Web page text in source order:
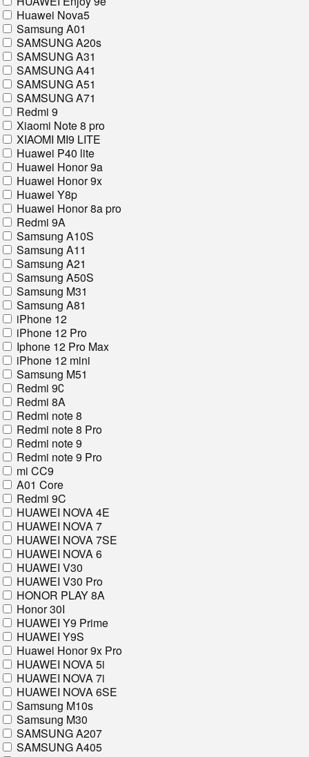
Huawei Nova5
Samsung A01
SAMSUNG A20s
SAMSUNG A31
SAMSUNG A41
SAMSUNG A51
SAMSUNG A71
Redmi 9
Xiaomi Note 8 pro
XIAOMI MI9 LITE
Huawei P40 lite
Huawei Honor 9a
Huawei Honor 9x
Huawei Y8p
Huawei Honor 8a pro
Redmi 9A
Samsung A10S
Samsung A11
Samsung A21
Samsung A50S
Samsung M31
Samsung A81
iPhone 12
iPhone 12 Pro
Iphone 12 Pro Max
iPhone 12 mini
Samsung M51
Redmi 9С
Redmi 8A
Redmi note 8
Redmi note 8 Pro
Redmi note 9
Redmi note 9 Pro
mi CC9
A01 Core
Redmi 9C
HUAWEI NOVA 4E
HUAWEI NOVA 7
HUAWEI NOVA 7SE
HUAWEI NOVA 6
HUAWEI V30
HUAWEI V30 Pro
HONOR PLAY 8A
Honor 30I
HUAWEI Y9 Prime
HUAWEI Y9S
Huawei Honor 9x Pro
HUAWEI NOVA 5i
HUAWEI NOVA 7i
HUAWEI NOVA 6SE
Samsung M10s
Samsung M30
SAMSUNG A207
SAMSUNG A405